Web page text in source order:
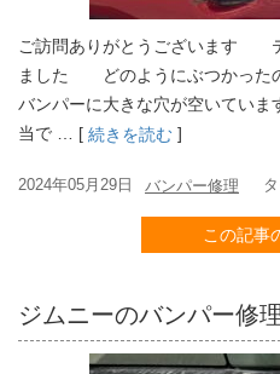
ご訪問ありがとうございます
ました どのようにぶつかった
バンパーに大きな穴が空いてい
当で … [ 続きを読む ]
2024年05月29日 バンパー修理
この記事
ジムニーのバンパー修理